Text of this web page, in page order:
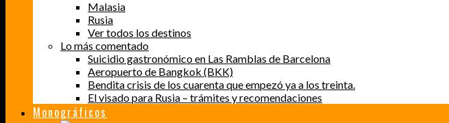
Malasia
Rusia
Ver todos los destinos
Lo más comentado
Suicidio gastronómico en Las Ramblas de Barcelona
Aeropuerto de Bangkok (BKK)
Bendita crisis de los cuarenta que empezó ya a los treinta.
El visado para Rusia – trámites y recomendaciones
Monográficos